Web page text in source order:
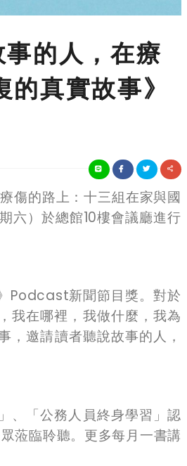
的人，在療
真實故事》
傷的路上：十三組在家與國
六）於總館10樓會議廳進行
Podcast新聞節目獎。對於
我在哪裡，我做什麼，我為
，邀請讀者聽說故事的人，
、「公務人員終身學習」認
蒞臨聆聽。更多每月一書講